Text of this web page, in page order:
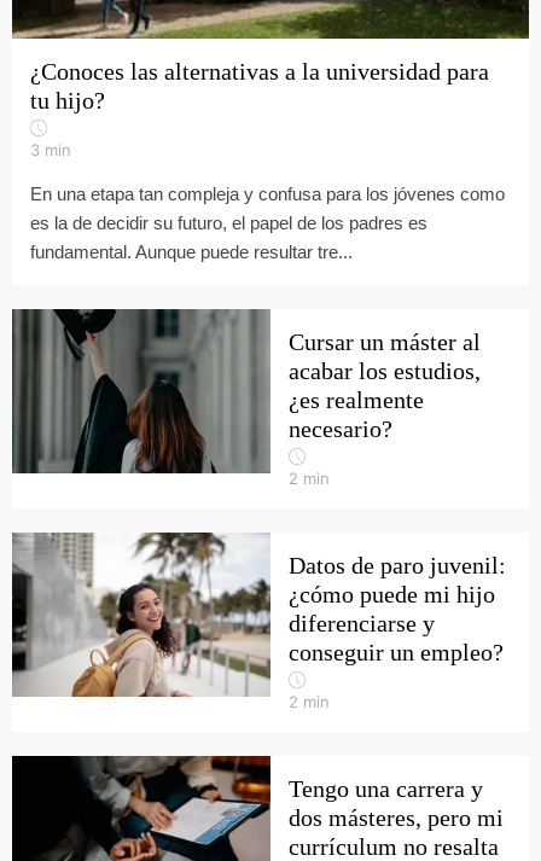
¿Conoces las alternativas a la universidad para
tu hijo?
3 min
En una etapa tan compleja y confusa para los jóvenes como
es la de decidir su futuro, el papel de los padres es
fundamental. Aunque puede resultar tre...
Cursar un máster al
acabar los estudios,
¿es realmente
necesario?
2 min
Datos de paro juvenil:
¿cómo puede mi hijo
diferenciarse y
conseguir un empleo?
2 min
Tengo una carrera y
dos másteres, pero mi
currículum no resalta